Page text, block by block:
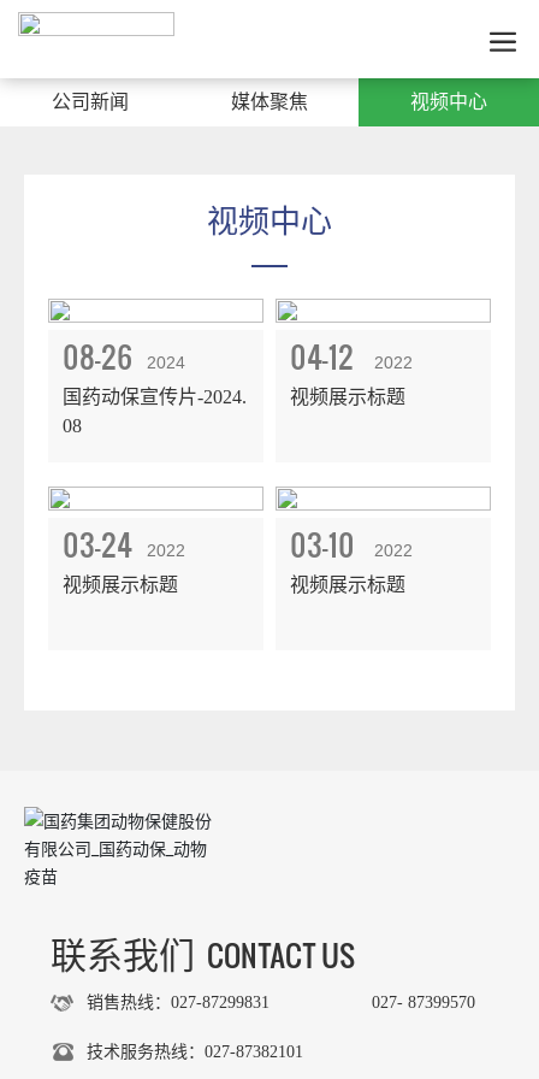
公司新闻 媒体聚焦 视频中心
视频中心
08-26 2024
国药动保宣传片-2024.
08
04-12 2022
视频展示标题
03-24 2022
视频展示标题
03-10 2022
视频展示标题
联系我们 CONTACT US
销售热线：027-87299831 027- 87399570
技术服务热线：027-87382101